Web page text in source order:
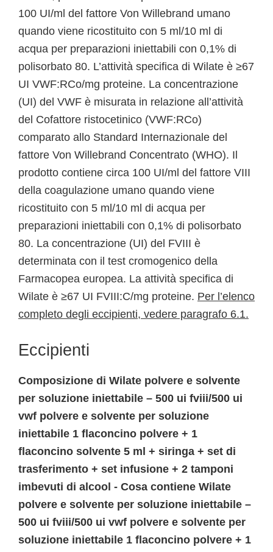
100 UI/ml del fattore Von Willebrand umano
quando viene ricostituito con 5 ml/10 ml di
acqua per preparazioni iniettabili con 0,1% di
polisorbato 80. L’attività specifica di Wilate è ≥67
UI VWF:RCo/mg proteine. La concentrazione
(UI) del VWF è misurata in relazione all’attività
del Cofattore ristocetinico (VWF:RCo)
comparato allo Standard Internazionale del
fattore Von Willebrand Concentrato (WHO). Il
prodotto contiene circa 100 UI/ml del fattore VIII
della coagulazione umano quando viene
ricostituito con 5 ml/10 ml di acqua per
preparazioni iniettabili con 0,1% di polisorbato
80. La concentrazione (UI) del FVIII è
determinata con il test cromogenico della
Farmacopea europea. La attività specifica di
Wilate è ≥67 UI FVIII:C/mg proteine. Per l’elenco
completo degli eccipienti, vedere paragrafo 6.1.
Eccipienti
Composizione di Wilate polvere e solvente
per soluzione iniettabile – 500 ui fviii/500 ui
vwf polvere e solvente per soluzione
iniettabile 1 flaconcino polvere + 1
flaconcino solvente 5 ml + siringa + set di
trasferimento + set infusione + 2 tamponi
imbevuti di alcool - Cosa contiene Wilate
polvere e solvente per soluzione iniettabile –
500 ui fviii/500 ui vwf polvere e solvente per
soluzione iniettabile 1 flaconcino polvere + 1